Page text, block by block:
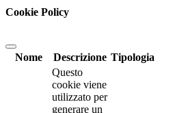
Cookie Policy
Nome Descrizione Tipologia
Questo
cookie viene
utilizzato per
generare un